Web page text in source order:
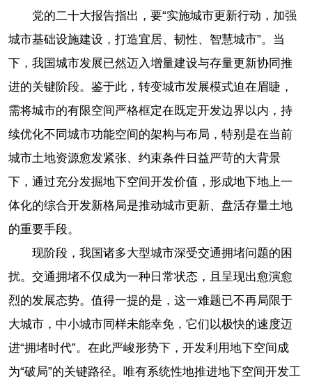
党的二十大报告指出，要“实施城市更新行动，加强
城市基础设施建设，打造宜居、韧性、智慧城市”。当
下，我国城市发展已然迈入增量建设与存量更新协同推
进的关键阶段。鉴于此，转变城市发展模式迫在眉睫，
需将城市的有限空间严格框定在既定开发边界以内，持
续优化不同城市功能空间的架构与布局，特别是在当前
城市土地资源愈发紧张、约束条件日益严苛的大背景
下，通过充分发掘地下空间开发价值，形成地下地上一
体化的综合开发新格局是推动城市更新、盘活存量土地
的重要手段。
现阶段，我国诸多大型城市深受交通拥堵问题的困
扰。交通拥堵不仅成为一种日常状态，且呈现出愈演愈
烈的发展态势。值得一提的是，这一难题已不再局限于
大城市，中小城市同样未能幸免，它们以极快的速度迈
进“拥堵时代”。在此严峻形势下，开发利用地下空间成
为“破局”的关键路径。唯有系统性地推进地下空间开发工